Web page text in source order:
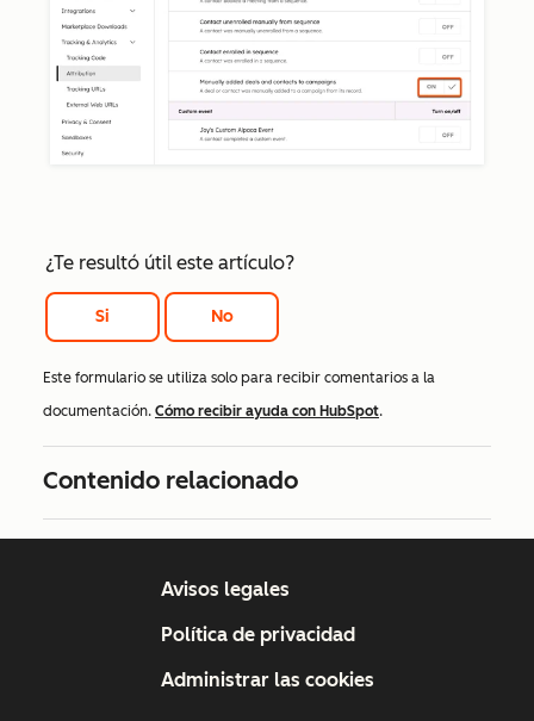
¿Te resultó útil este artículo?
Si No
Este formulario se utiliza solo para recibir comentarios a la
documentación. Cómo recibir ayuda con HubSpot.
Contenido relacionado
Avisos legales
Política de privacidad
Administrar las cookies